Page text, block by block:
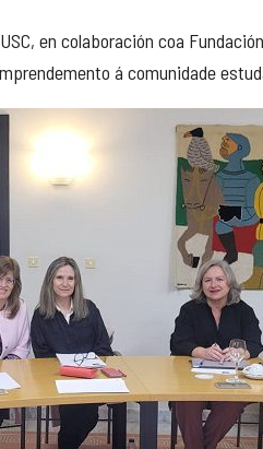
en colaboración coa
á comunidade